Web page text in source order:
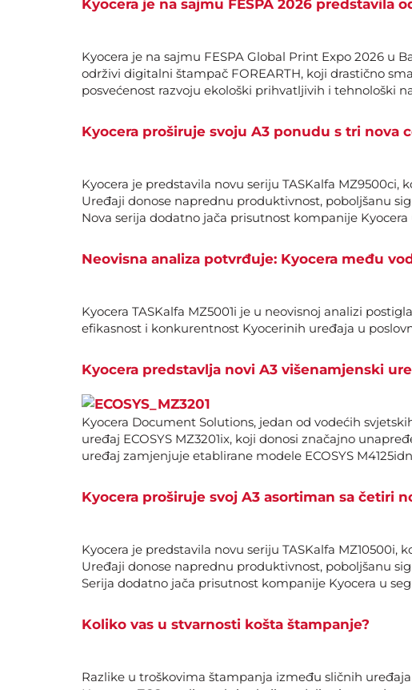
Kyocera je na sajmu FESPA 2026
Kyocera je na sajmu FESPA Global Print Expo 2026 u
održivi digitalni štampač FOREARTH, koji drastično
posvećenost razvoju ekološki prihvatljivih i tehnološki
Kyocera proširuje svoju A3 ponudu s tri nova
Kyocera je predstavila novu seriju TASKalfa
Uređaji donose naprednu produktivnost, poboljšanu
Nova serija dodatno jača prisutnost kompanije
Neovisna analiza potvrđuje: Kyocera među
Kyocera TASKalfa MZ5001i je u neovisnoj analizi
efikasnost i konkurentnost Kyocerinih uređaja u
Kyocera predstavlja novi A3 višenamjenski
Kyocera Document Solutions, jedan od vodećih
uređaj ECOSYS MZ3201ix, koji donosi značajno
uređaj zamjenjuje etablirane modele ECOSYS
Kyocera proširuje svoj A3 asortiman sa četiri
Kyocera je predstavila novu seriju TASKalfa
Uređaji donose naprednu produktivnost, poboljšanu
Serija dodatno jača prisutnost kompanije Kyocera u
Koliko vas u stvarnosti košta štampanje?
Razlike u troškovima štampanja između sličnih